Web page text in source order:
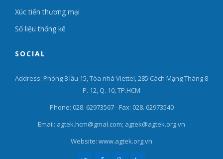
Xúc tiến thương mại
Số liệu thống kê
SOCIAL
Address: Phòng 8 lầu 15, Tòa nhà Viettel, 285 Cách Mạng Tháng 8
P. 12, Q. 10, TP.HCM
Phone: 028. 62973567 - Fax: 028. 62973540
Email: agtek.hcm@gmal.com; agtek@agtek.org.vn
Website: www.agtek.org.vn